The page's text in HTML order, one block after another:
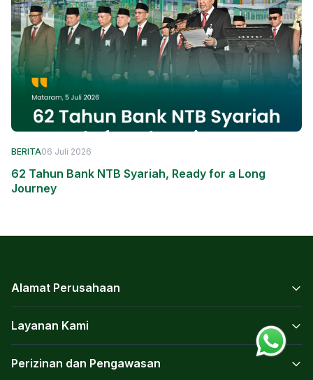
BERITA06 Juli 2026
62 Tahun Bank NTB Syariah, Ready for a Long
Journey
Alamat Perusahaan
Layanan Kami
Perizinan dan Pengawasan